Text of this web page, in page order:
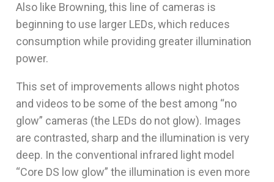
Also like Browning, this line of cameras is
beginning to use larger LEDs, which reduces
consumption while providing greater illumination
power.
This set of improvements allows night photos
and videos to be some of the best among “no
glow” cameras (the LEDs do not glow). Images
are contrasted, sharp and the illumination is very
deep. In the conventional infrared light model
“Core DS low glow” the illumination is even more